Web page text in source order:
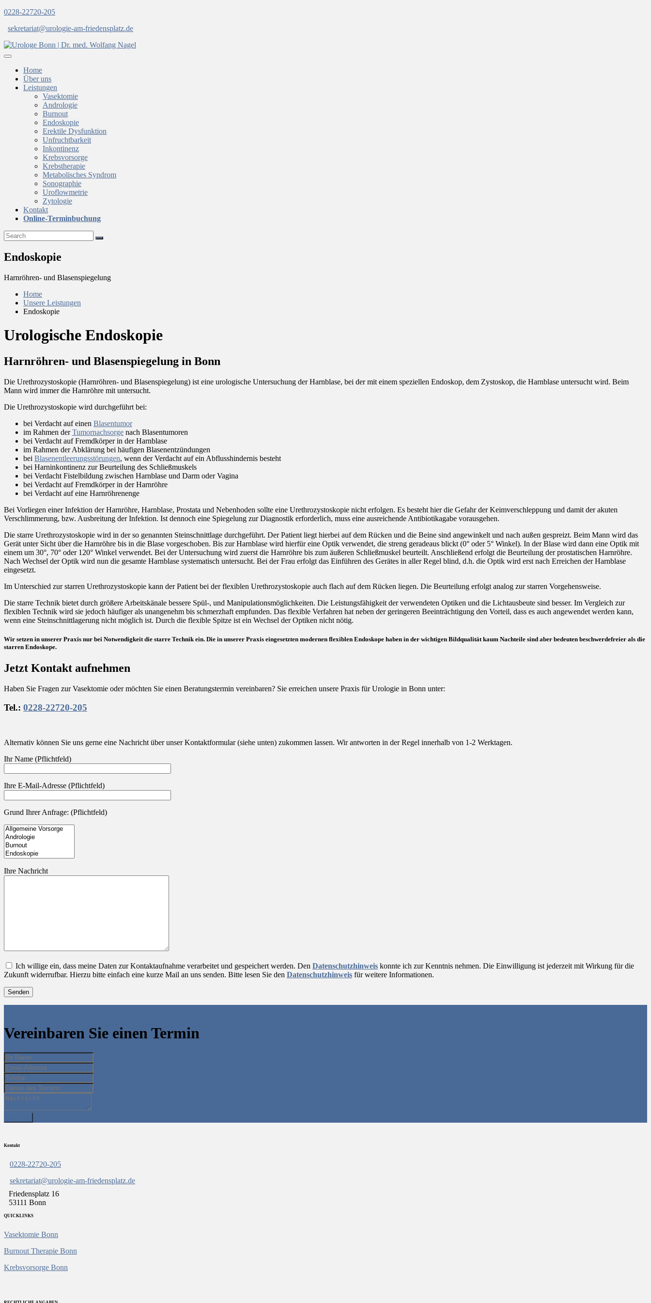
0228-22720-205
sekretariat@urologie-am-friedensplatz.de
Home
Über uns
Leistungen
Vasektomie
Andrologie
Burnout
Endoskopie
Erektile Dysfunktion
Unfruchtbarkeit
Inkontinenz
Krebsvorsorge
Krebstherapie
Metabolisches Syndrom
Sonographie
Uroflowmetrie
Zytologie
Kontakt
Online-Terminbuchung
Endoskopie
Harnröhren- und Blasenspiegelung
Home
Unsere Leistungen
Endoskopie
Urologische Endoskopie
Harnröhren- und Blasenspiegelung in Bonn
Die Urethrozystoskopie (Harnröhren- und Blasenspiegelung) ist eine urologische Untersuchung der Harnblase, bei der mit einem speziellen Endoskop, dem Zystoskop, die Harnblase untersucht wird. Beim
Mann wird immer die Harnröhre mit untersucht.
Die Urethrozystoskopie wird durchgeführt bei:
bei Verdacht auf einen Blasentumor
im Rahmen derTumornachsorge nach Blasentumoren
bei Verdacht auf Fremdkörper in der Harnblase
im Rahmen der Abklärung bei häufigen Blasenentzündungen
bei Blasenentleerungsstörungen, wenn der Verdacht auf ein Abflusshindernis besteht
bei Harninkontinenz zur Beurteilung des Schließmuskels
bei Verdacht Fistelbildung zwischen Harnblase und Darm oder Vagina
bei Verdacht auf Fremdkörper in der Harnröhre
bei Verdacht auf eine Harnröhrenenge
Bei Vorliegen einer Infektion der Harnröhre, Harnblase, Prostata und Nebenhoden sollte eine Urethrozystoskopie nicht erfolgen. Es besteht hier die Gefahr der Keimverschleppung und damit der akuten
Verschlimmerung, bzw. Ausbreitung der Infektion. Ist dennoch eine Spiegelung zur Diagnostik erforderlich, muss eine ausreichende Antibiotikagabe vorausgehen.
Die starre Urethrozystoskopie wird in der so genannten Steinschnittlage durchgeführt. Der Patient liegt hierbei auf dem Rücken und die Beine sind angewinkelt und nach außen gespreizt. Beim Mann wird das
Gerät unter Sicht über die Harnröhre bis in die Blase vorgeschoben. Bis zur Harnblase wird hierfür eine Optik verwendet, die streng geradeaus blickt (0° oder 5° Winkel). In der Blase wird dann eine Optik mit
einem um 30°, 70° oder 120° Winkel verwendet. Bei der Untersuchung wird zuerst die Harnröhre bis zum äußeren Schließmuskel beurteilt. Anschließend erfolgt die Beurteilung der prostatischen Harnröhre.
Nach Wechsel der Optik wird nun die gesamte Harnblase systematisch untersucht. Bei der Frau erfolgt das Einführen des Gerätes in aller Regel blind, d.h. die Optik wird erst nach Erreichen der Harnblase
eingesetzt.
Im Unterschied zur starren Urethrozystoskopie kann der Patient bei der flexiblen Urethrozystoskopie auch flach auf dem Rücken liegen. Die Beurteilung erfolgt analog zur starren Vorgehensweise.
Die starre Technik bietet durch größere Arbeitskänale bessere Spül-, und Manipulationsmöglichkeiten. Die Leistungsfähigkeit der verwendeten Optiken und die Lichtausbeute sind besser. Im Vergleich zur
flexiblen Technik wird sie jedoch häufiger als unangenehm bis schmerzhaft empfunden. Das flexible Verfahren hat neben der geringeren Beeinträchtigung den Vorteil, dass es auch angewendet werden kann,
wenn eine Steinschnittlagerung nicht möglich ist. Durch die flexible Spitze ist ein Wechsel der Optiken nicht nötig.
Wir setzen in unserer Praxis nur bei Notwendigkeit die starre Technik ein. Die in unserer Praxis eingesetzten modernen flexiblen Endoskope haben in der wichtigen Bildqualität kaum Nachteile sind aber bedeuten beschwerdefreier als die
starren Endoskope.
Jetzt Kontakt aufnehmen
Haben Sie Fragen zur Vasektomie oder möchten Sie einen Beratungstermin vereinbaren? Sie erreichen unsere Praxis für Urologie in Bonn unter:
Tel.: 0228-22720-205
Alternativ können Sie uns gerne eine Nachricht über unser Kontaktformular (siehe unten) zukommen lassen. Wir antworten in der Regel innerhalb von 1-2 Werktagen.
Ihr Name (Pflichtfeld)
Ihre E-Mail-Adresse (Pflichtfeld)
Grund Ihrer Anfrage: (Pflichtfeld)
Ihre Nachricht
Ich willige ein, dass meine Daten zur Kontaktaufnahme verarbeitet und gespeichert werden. Den Datenschutzhinweis konnte ich zur Kenntnis nehmen. Die Einwilligung ist jederzeit mit Wirkung für die
Zukunft widerrufbar. Hierzu bitte einfach eine kurze Mail an uns senden. Bitte lesen Sie den Datenschutzhinweis für weitere Informationen.
Vereinbaren Sie einen Termin
Kontakt
0228-22720-205
sekretariat@urologie-am-friedensplatz.de
Friedensplatz 16
53111 Bonn
QUICKLINKS
Vasektomie Bonn
Burnout Therapie Bonn
Krebsvorsorge Bonn